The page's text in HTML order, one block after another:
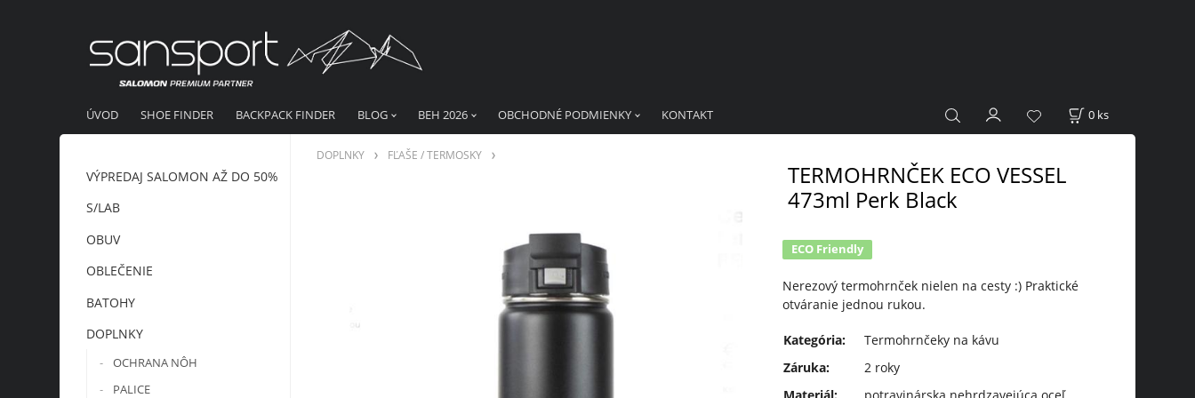
ÚVOD SHOE FINDER BACKPACK FINDER BLOG BEH 2026 OBCHODNÉ PODMIENKY KONTAKT 0 ks
VÝPREDAJ SALOMON AŽ DO 50%
S/LAB
OBUV
OBLEČENIE
BATOHY
DOPLNKY
OCHRANA NÔH
PALICE
DOPLNKY FĽAŠE / TERMOSKY
TERMOHRNČEK ECO VESSEL
473ml Perk Black
ECO Friendly
Nerezový termohrnček nielen na cesty :) Praktické
otváranie jednou rukou.
Kategória:
Termohrnčeky na kávu
Záruka:
2 roky